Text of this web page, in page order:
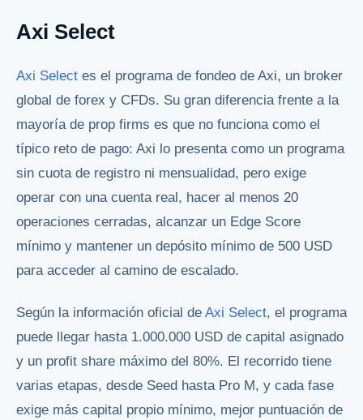
Axi Select
Axi Select es el programa de fondeo de Axi, un broker
global de forex y CFDs. Su gran diferencia frente a la
mayoría de prop firms es que no funciona como el
típico reto de pago: Axi lo presenta como un programa
sin cuota de registro ni mensualidad, pero exige
operar con una cuenta real, hacer al menos 20
operaciones cerradas, alcanzar un Edge Score
mínimo y mantener un depósito mínimo de 500 USD
para acceder al camino de escalado.
Según la información oficial de Axi Select, el programa
puede llegar hasta 1.000.000 USD de capital asignado
y un profit share máximo del 80%. El recorrido tiene
varias etapas, desde Seed hasta Pro M, y cada fase
exige más capital propio mínimo, mejor puntuación de